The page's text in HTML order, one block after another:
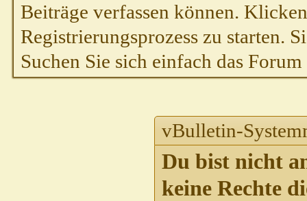
Beiträge verfassen können.
Registrierungsprozess zu starten.
Suchen Sie sich einfach das
vBulletin-
Du bist nicht
keine Rechte